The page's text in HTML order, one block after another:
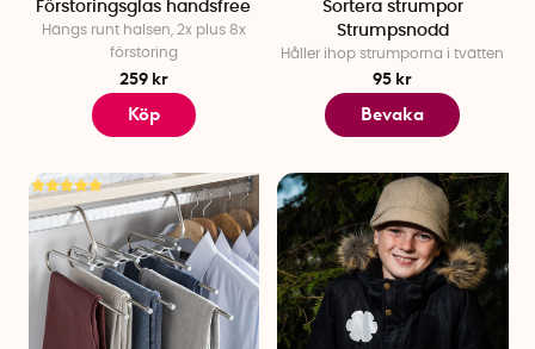
Förstoringsglas handsfree
Hängs runt halsen, 2x plus 8x
förstoring
259 kr
Köp
Sortera strumpor
Strumpsnodd
Håller ihop strumporna i tvätten
95 kr
Bevaka